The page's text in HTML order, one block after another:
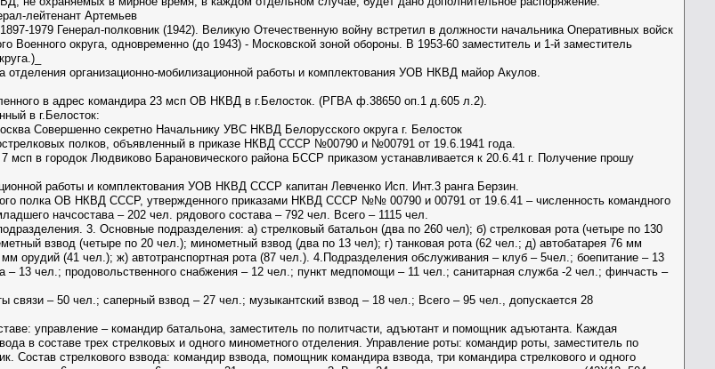
лейтенант Артемьев
Генерал-полковник (1942). Великую Отечественную войну встретил в должности начальника Оперативных войск
округа, одновременно (до 1943) - Московской зоной обороны. В 1953-60 заместитель и 1-й заместитель
отделения организационно-мобилизационной работы и комплектования УОВ НКВД майор Акулов.
в адрес командира 23 мсп ОВ НКВД в г.Белосток. (РГВА ф.38650 оп.1 д.605 л.2).
в г.Белосток:
Совершенно секретно Начальнику УВС НКВД Белорусского округа г. Белосток
полков, объявленный в приказе НКВД СССР №00790 и №00791 от 19.6.1941 года.
мсп в городок Людвиково Барановического района БССР приказом устанавливается к 20.6.41 г. Получение прошу
работы и комплектования УОВ НКВД СССР капитан Левченко Исп. Инт.3 ранга Берзин.
полка ОВ НКВД СССР, утвержденного приказами НКВД СССР №№ 00790 и 00791 от 19.6.41 – численность командного
начсостава – 202 чел. рядового состава – 792 чел. Всего – 1115 чел.
3. Основные подразделения: а) стрелковый батальон (два по 260 чел); б) стрелковая рота (четыре по 130
взвод (четыре по 20 чел.); минометный взвод (два по 13 чел); г) танковая рота (62 чел.; д) автобатарея 76 мм
орудий (41 чел.); ж) автотранспортная рота (87 чел.). 4.Подразделения обслуживания – клуб – 5чел.; боепитание – 13
– 13 чел.; продовольственного снабжения – 12 чел.; пункт медпомощи – 11 чел.; санитарная служба -2 чел.; финчасть –
связи – 50 чел.; саперный взвод – 27 чел.; музыкантский взвод – 18 чел.; Всего – 95 чел., допускается 28
управление – командир батальона, заместитель по политчасти, адъютант и помощник адъютанта. Каждая
в составе трех стрелковых и одного минометного отделения. Управление роты: командир роты, заместитель по
Состав стрелкового взвода: командир взвода, помощник командира взвода, три командира стрелкового и одного